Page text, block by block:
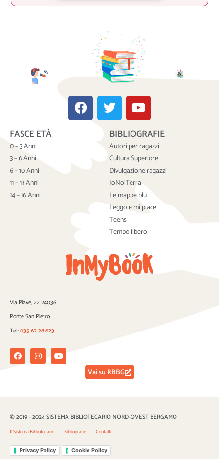
F
a
c
T
w
i
t
t
e
r
Y
o
u
t
u
b
e
FASCE ETÀ
0 – 3 Anni
3 – 6 Anni
6 – 10 Anni
11 – 13 Anni
14 – 16 Anni
BIBLIOGRAFIE
Autori per ragazzi
Cultura Superiore
Divulgazione ragazzi
IoNoiTerra
Le mappe blu
Leggo e mi piace
Teens
Tempo libero
Via Piave, 22 24036
Ponte San Pietro
Tel:035 62 28 623
FacebookInstagramYoutube
Vai su RBBG
© 2019 - 2024 SISTEMA BIBLIOTECARIO NORD-OVEST BERGAMO
Il Sistema Bibliotecario Bibliografie Contatti
Privacy Policy Cookie Policy